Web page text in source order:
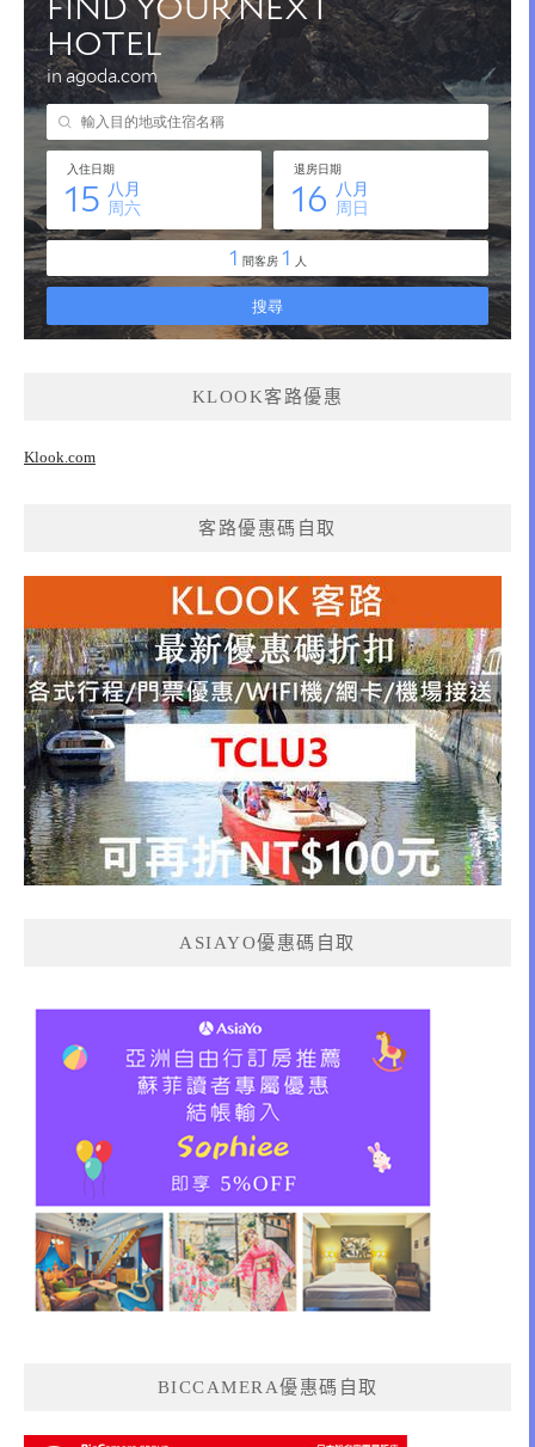
KLOOK客路優惠
Klook.com
客路優惠碼自取
ASIAYO優惠碼自取
BICCAMERA優惠碼自取